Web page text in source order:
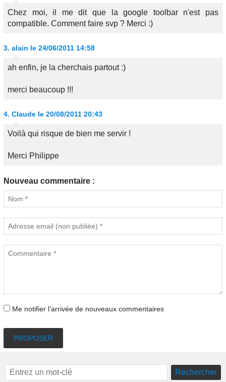
Chez moi, il me dit que la google toolbar n'est pas
compatible. Comment faire svp ? Merci :)
3. alain le 24/06/2011 14:58
ah enfin, je la cherchais partout :)
merci beaucoup !!!
4. Claude le 20/08/2011 20:43
Voilà qui risque de bien me servir !
Merci Philippe
Nouveau commentaire :
Me notifier l'arrivée de nouveaux commentaires
PROPOSER
Rechercher